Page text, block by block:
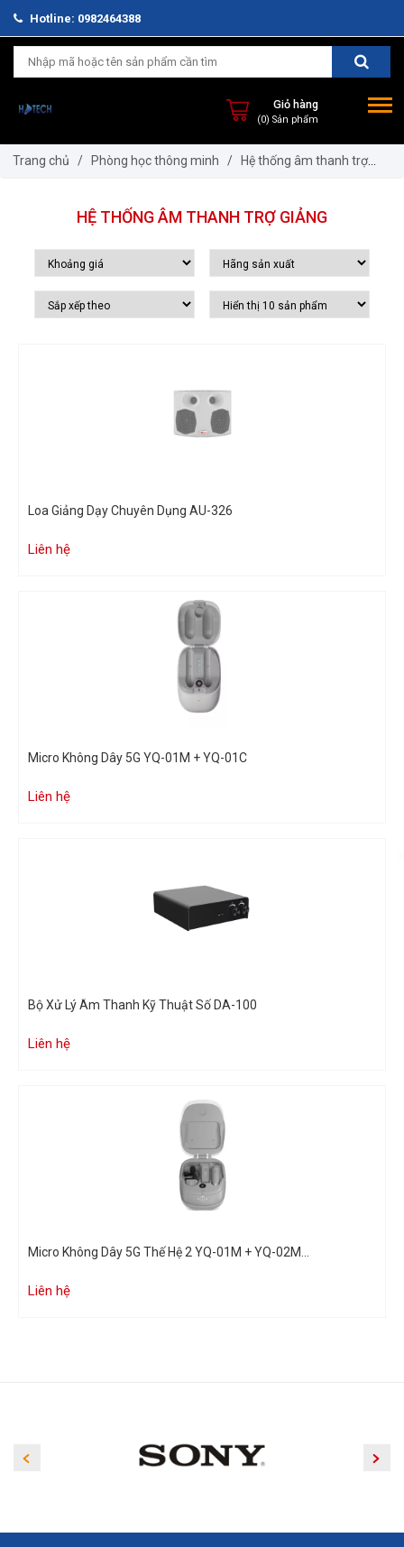
Hotline: 0982464388
Giỏ hàng
Trang chủ / Phòng học thông minh /
Hệ thống âm thanh trợ
HỆ THỐNG ÂM THANH TRỢ GIẢNG
Loa Giảng Dạy Chuyên Dụng AU-326
Liên hệ
Micro Không Dây 5G YQ-01M + YQ-01C
Liên hệ
Bộ Xử Lý Âm Thanh Kỹ Thuật Số DA-100
Liên hệ
Micro Không Dây 5G Thế Hệ 2 YQ-01M + YQ-02M...
Liên hệ